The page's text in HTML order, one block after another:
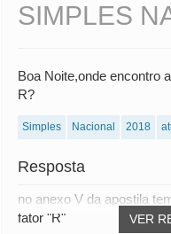
SIMPLES
Boa Noite,onde encontro
R?
Simples Nacional 2018
Resposta
VER
no anexo V da apostila
fator "R"